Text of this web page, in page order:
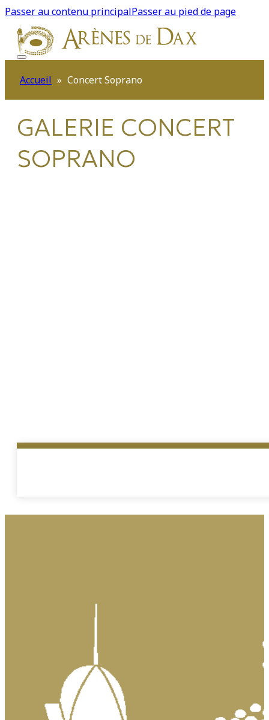
Passer au contenu principalPasser au pied de page
Accueil » Concert Soprano
GALERIE CONCERT
SOPRANO